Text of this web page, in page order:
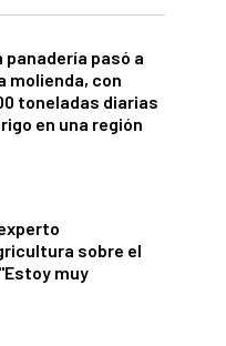
panadería pasó a
molienda, con
toneladas diarias
en una región
sobre el
muy